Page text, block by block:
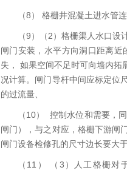
（8） 格栅井混凝土进水管
（9）（2）格栅渠人水口
闸门安装，水平方向洞口距离
失， 如果空间不足时可向墙内
况计算。闸门导杆中间应标定位
的过流量、
（10） 控制水位和需要，
闸门），与之对应，格栅下游闸
闸门设备检修孔的尺寸边长要大
（11） （3）人工格栅